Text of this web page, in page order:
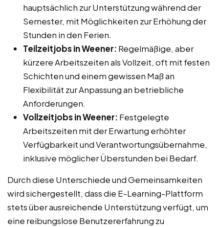
hauptsächlich zur Unterstützung während der
Semester, mit Möglichkeiten zur Erhöhung der
Stunden in den Ferien.
Teilzeitjobs in Weener: Regelmäßige, aber
kürzere Arbeitszeiten als Vollzeit, oft mit festen
Schichten und einem gewissen Maß an
Flexibilität zur Anpassung an betriebliche
Anforderungen.
Vollzeitjobs in Weener: Festgelegte
Arbeitszeiten mit der Erwartung erhöhter
Verfügbarkeit und Verantwortungsübernahme,
inklusive möglicher Überstunden bei Bedarf.
Durch diese Unterschiede und Gemeinsamkeiten
wird sichergestellt, dass die E-Learning-Plattform
stets über ausreichende Unterstützung verfügt, um
eine reibungslose Benutzererfahrung zu